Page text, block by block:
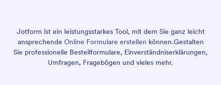
Jotform ist ein leistungsstarkes Tool, mit dem Sie ganz leicht
ansprechende Online Formulare erstellen können.Gestalten
Sie professionelle Bestellformulare, Einverständniserklärungen,
Umfragen, Fragebögen und vieles mehr.